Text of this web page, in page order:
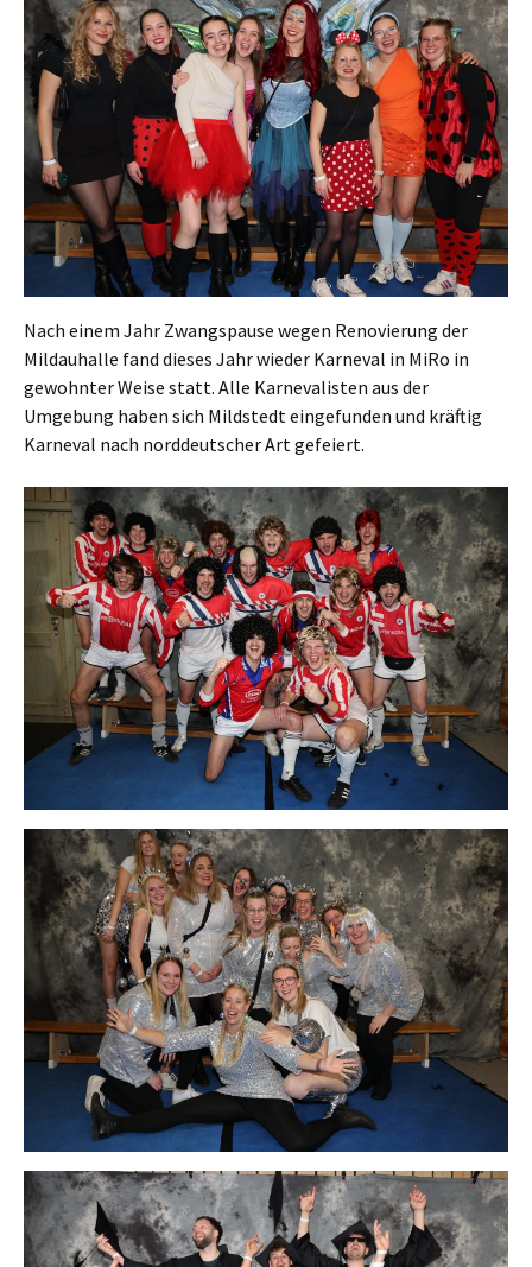
Nach einem Jahr Zwangspause wegen Renovierung der
Mildauhalle fand dieses Jahr wieder Karneval in MiRo in
gewohnter Weise statt. Alle Karnevalisten aus der
Umgebung haben sich Mildstedt eingefunden und kräftig
Karneval nach norddeutscher Art gefeiert.